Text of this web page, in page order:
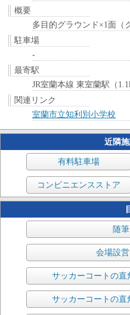
概要
多目的グラウンド×1面（
駐車場
-
最寄駅
JR室蘭本線 東室蘭駅（
関連リンク
室蘭市立知利別小学校
近隣
有料駐車場
コンビニエンスストア
随
会場設
サッカーコートの直
サッカーコートの直